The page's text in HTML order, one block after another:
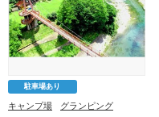
駐車場あり
キャンプ場 グランピング